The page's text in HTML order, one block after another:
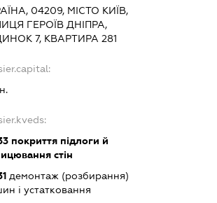
04209, МІСТО КИЇВ,
ГЕРОЇВ ДНІПРА,
7, КВАРТИРА 281
покриття підлоги й
стін
демонтаж (розбирання)
і устатковання